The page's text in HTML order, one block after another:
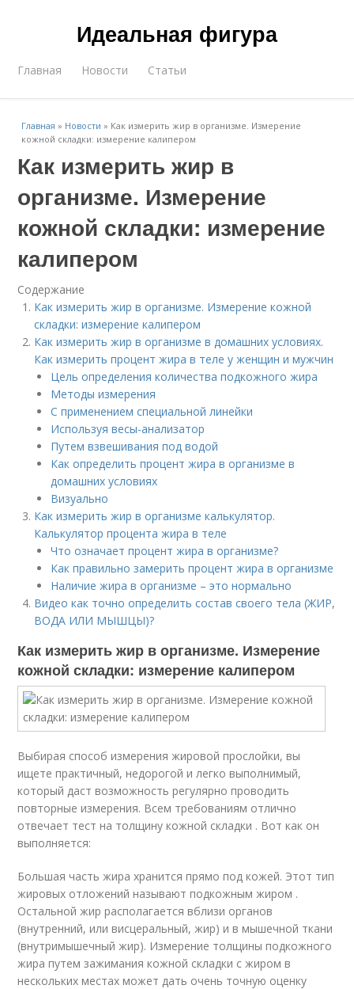
Идеальная фигура
Главная Новости Статьи
Главная » Новости » Как измерить жир в организме. Измерение
кожной складки: измерение калипером
Как измерить жир в
организме. Измерение
кожной складки: измерение
калипером
Содержание
Как измерить жир в организме. Измерение кожной
складки: измерение калипером
Как измерить жир в организме в домашних условиях.
Как измерить процент жира в теле у женщин и мужчин
Цель определения количества подкожного жира
Методы измерения
С применением специальной линейки
Используя весы-анализатор
Путем взвешивания под водой
Как определить процент жира в организме в
домашних условиях
Визуально
Как измерить жир в организме калькулятор.
Калькулятор процента жира в теле
Что означает процент жира в организме?
Как правильно замерить процент жира в организме
Наличие жира в организме – это нормально
Видео как точно определить состав своего тела (ЖИР,
ВОДА ИЛИ МЫШЦЫ)?
Как измерить жир в организме. Измерение
кожной складки: измерение калипером
Выбирая способ измерения жировой прослойки, вы
ищете практичный, недорогой и легко выполнимый,
который даст возможность регулярно проводить
повторные измерения. Всем требованиям отлично
отвечает тест на толщину кожной складки . Вот как он
выполняется:
Большая часть жира хранится прямо под кожей. Этот тип
жировых отложений называют подкожным жиром .
Остальной жир располагается вблизи органов
(внутренний, или висцеральный, жир) и в мышечной ткани
(внутримышечный жир). Измерение толщины подкожного
жира путем зажимания кожной складки с жиром в
нескольких местах может дать очень точную оценку